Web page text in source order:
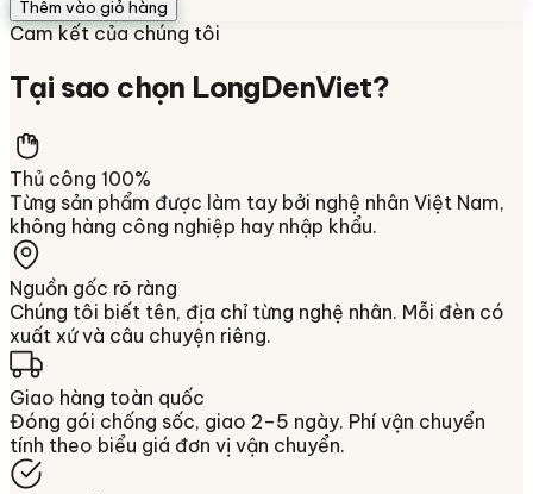
Thêm vào giỏ hàng
Cam kết của chúng tôi
Tại sao chọn LongDenViet?
Thủ công 100%
Từng sản phẩm được làm tay bởi nghệ nhân Việt Nam,
không hàng công nghiệp hay nhập khẩu.
Nguồn gốc rõ ràng
Chúng tôi biết tên, địa chỉ từng nghệ nhân. Mỗi đèn có
xuất xứ và câu chuyện riêng.
Giao hàng toàn quốc
Đóng gói chống sốc, giao 2–5 ngày. Phí vận chuyển
tính theo biểu giá đơn vị vận chuyển.